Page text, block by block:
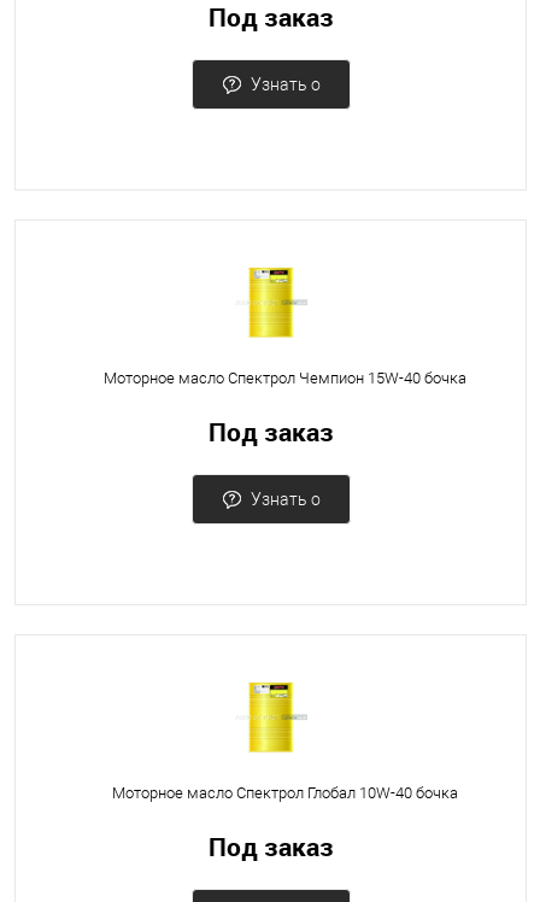
Под заказ
Узнать о
Моторное масло Спектрол Чемпион 15W-40 бочка
Под заказ
Узнать о
Моторное масло Спектрол Глобал 10W-40 бочка
Под заказ